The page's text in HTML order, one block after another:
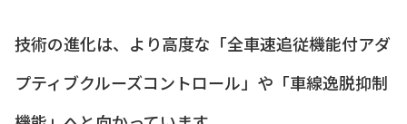
技術の進化は、より高度な「全車速追従機能付アダ
プティブクルーズコントロール」や「車線逸脱抑制